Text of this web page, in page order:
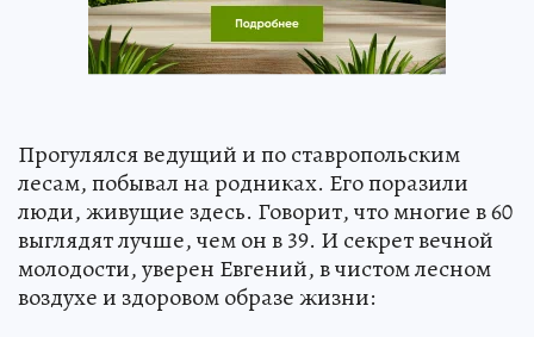
Прогулялся ведущий и по ставропольским
лесам, побывал на родниках. Его поразили
люди, живущие здесь. Говорит, что многие в 60
выглядят лучше, чем он в 39. И секрет вечной
молодости, уверен Евгений, в чистом лесном
воздухе и здоровом образе жизни: